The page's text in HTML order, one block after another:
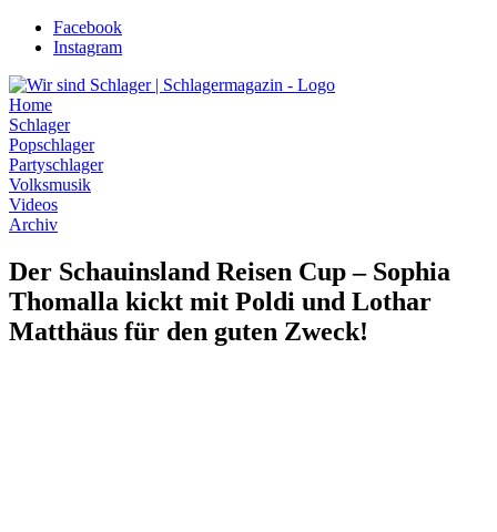
Zum
Inhalt
Facebook
Instagram
Home
Schlager
Popschlager
Partyschlager
Volksmusik
Videos
Archiv
Der Schauinsland Reisen Cup – Sophia
Thomalla kickt mit Poldi und Lothar
Matthäus für den guten Zweck!